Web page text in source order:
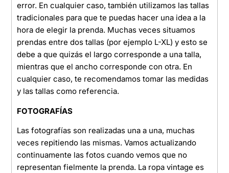
error. En cualquier caso, también utilizamos las tallas
tradicionales para que te puedas hacer una idea a la
hora de elegir la prenda. Muchas veces situamos
prendas entre dos tallas (por ejemplo L-XL) y esto se
debe a que quizás el largo corresponde a una talla,
mientras que el ancho corresponde con otra. En
cualquier caso, te recomendamos tomar las medidas
y las tallas como referencia.
FOTOGRAFÍAS
Las fotografías son realizadas una a una, muchas
veces repitiendo las mismas. Vamos actualizando
continuamente las fotos cuando vemos que no
representan fielmente la prenda. La ropa vintage es